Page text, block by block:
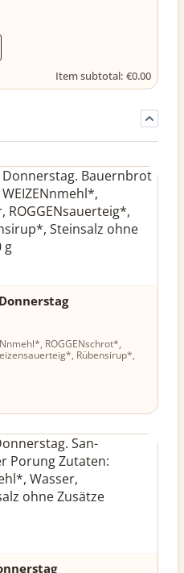
Item subtotal: €0.00
€0.00
ROGGENschrot*,
Rübensirup*,